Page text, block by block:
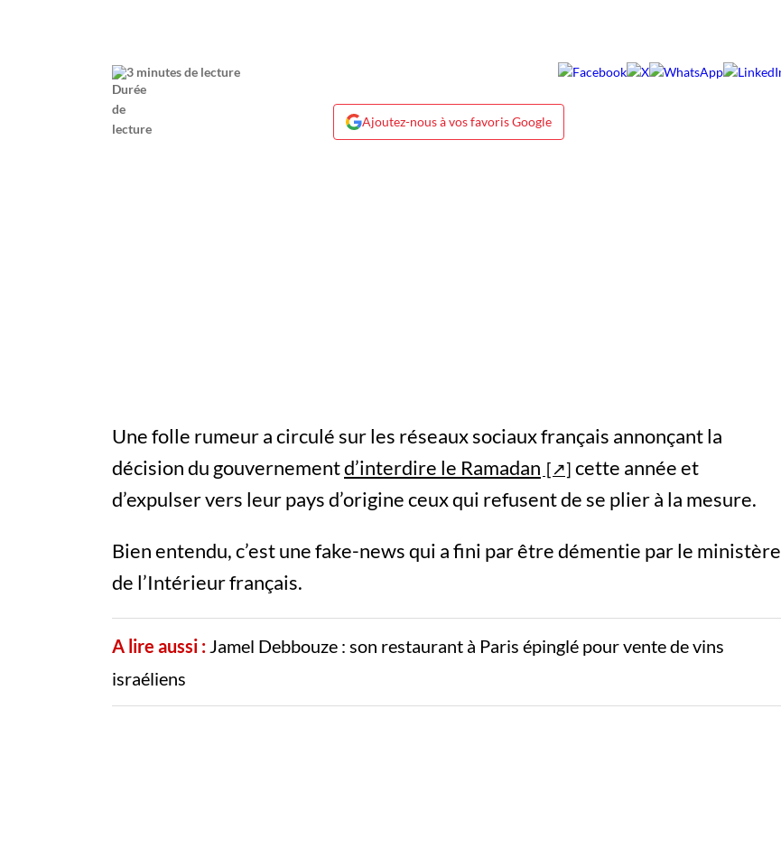
3 minutes de lecture
Ajoutez-nous à vos favoris Google
Une folle rumeur a circulé sur les réseaux sociaux français annonçant la
décision du gouvernementd’interdire le Ramadan
cette année et
d’expulser vers leur pays d’origine ceux qui refusent de se plier à la mesure.
Bien entendu, c’est une fake-news qui a fini par être démentie par le ministère
de l’Intérieur français.
A lire aussi : Jamel Debbouze : son restaurant à Paris épinglé pour vente de vins
israéliens